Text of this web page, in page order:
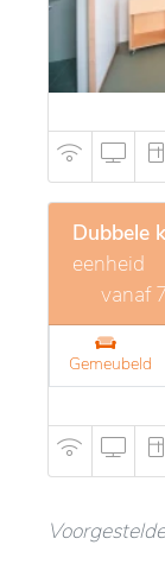
Dubbele
eenheid
vanaf
Gemeubeld